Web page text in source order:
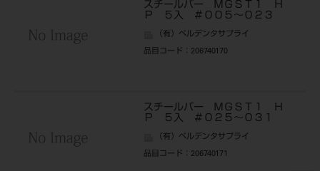
スチールバー ＭＧＳＴ１ Ｈ
Ｐ ５入 ＃００５～０２３
（有）ベルデンタサプライ
品目コード ：206740170
スチールバー ＭＧＳＴ１ Ｈ
Ｐ ５入 ＃０２５～０３１
（有）ベルデンタサプライ
品目コード ：206740171